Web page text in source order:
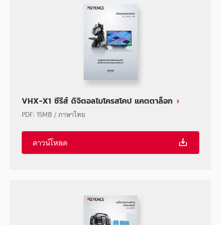
VHX-X1 ซีรีส์ ดิจิตอลไมโครสโคป แคตตาล็อก
PDF: 15MB/ภาษาไทย
ดาวน์โหลด